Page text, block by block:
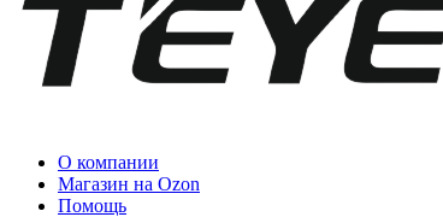
О компании
Магазин на Ozon
Помощь